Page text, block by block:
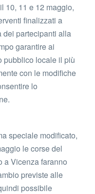
10, 11 e 12 maggio,
finalizzati a
dei partecipanti alla
garantire ai
pubblico locale il più
con le modifiche
lo
speciale modificato,
le corse del
a Vicenza faranno
previste alle
possibile